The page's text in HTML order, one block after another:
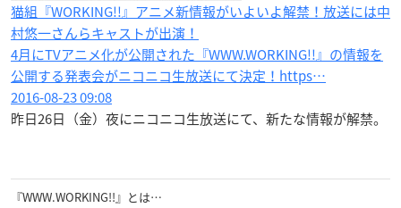
猫組『WORKING!!』アニメ新情報がいよいよ解禁！放送には中
村悠一さんらキャストが出演！
4月にTVアニメ化が公開された『WWW.WORKING!!』の情報を
公開する発表会がニコニコ生放送にて決定！https…
2016-08-23 09:08
昨日26日（金）夜にニコニコ生放送にて、新たな情報が解禁。
『WWW.WORKING!!』とは…